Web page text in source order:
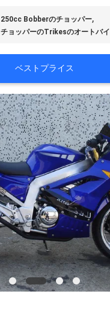
250cc Bobberのチョッパー,
チョッパーのTrikesのオートバイ
ベストプライス